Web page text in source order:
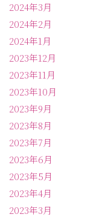
2024年3月
2024年2月
2024年1月
2023年12月
2023年11月
2023年10月
2023年9月
2023年8月
2023年7月
2023年6月
2023年5月
2023年4月
2023年3月